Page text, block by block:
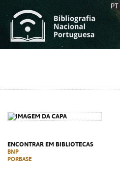
PT
ENCONTRAR EM BIBLIOTECAS
BNP
PORBASE